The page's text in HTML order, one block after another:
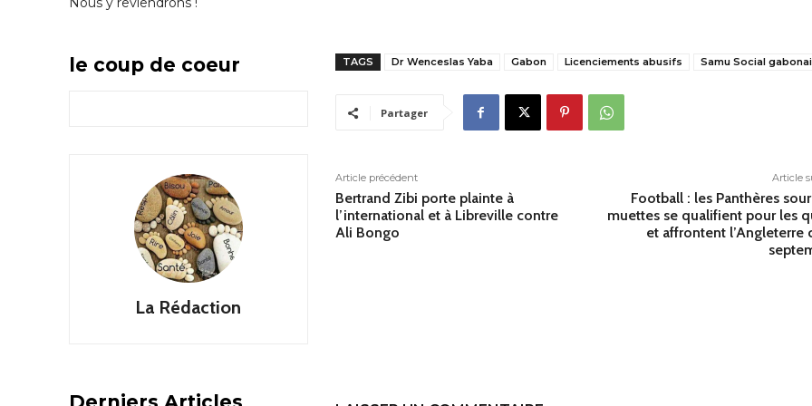
le coup de coeur
La Rédaction
TAGS Dr Wenceslas Yaba Gabon Licenciements abusifs Samu Social
Partager
Article précédent
Bertrand Zibi porte plainte à
l’international et à Libreville contre
Ali Bongo
Article
Football : les Panthères
muettes se qualifient pour les
et affrontent l’Angleterre